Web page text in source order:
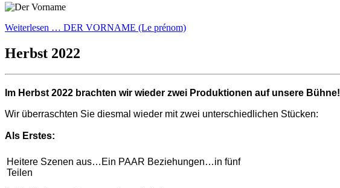
Weiterlesen … DER VORNAME (Le prénom)
Herbst 2022
Im Herbst 2022 brachten wir wieder zwei Produktionen auf unsere Bühne!
Wir überraschten Sie diesmal wieder mit zwei unterschiedlichen Stücken:
Als Erstes:
Heitere Szenen aus…Ein PAAR Beziehungen…in fünf
Teilen